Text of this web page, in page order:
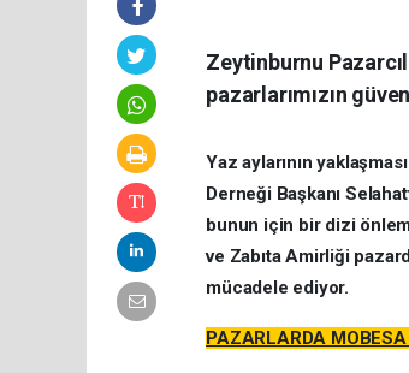
Zeytinburnu
pazarlarımızın
Yaz aylarının
Derneği Başkanı
bunun için bir dizi
ve Zabıta Amirliği
mücadele ediyor.
PAZARLARDA MOBESA